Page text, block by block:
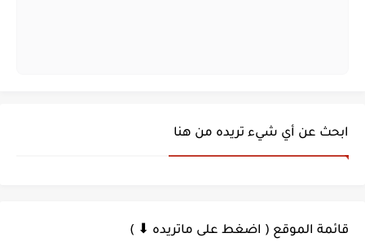
ابحث عن أي شيء تريده من هنا
قائمة الموقع ( اضغط على ماتريده ⬇ )